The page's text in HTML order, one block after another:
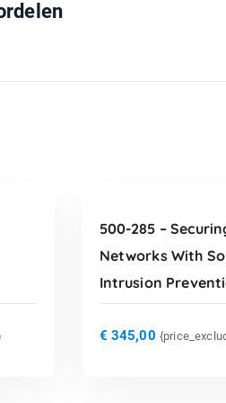
500-285 –
Networks With
Intrusion
€ 345,00